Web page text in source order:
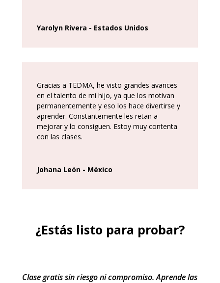
Yarolyn Rivera - Estados Unidos
Gracias a TEDMA, he visto grandes avances
en el talento de mi hijo, ya que los motivan
permanentemente y eso los hace divertirse y
aprender. Constantemente les retan a
mejorar y lo consiguen. Estoy muy contenta
con las clases.
Johana León - México
¿Estás listo para probar?
Clase gratis sin riesgo ni compromiso. Aprende las